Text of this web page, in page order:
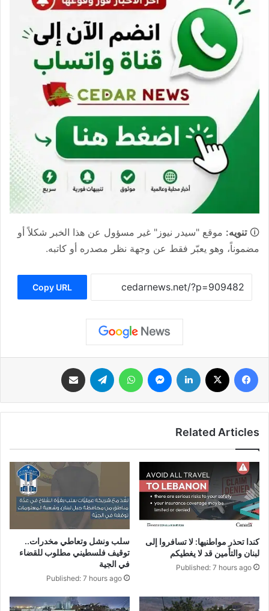
🛈تنويه: موقع "سيدر نيوز" غير مسؤول عن هذا الخبر شكلاً أو
مضموناً، وهو يعبّر فقط عن وجهة نظر مصدره أو كاتبه.
Copy URL
فيسبوك لينكدإن ماسنجر واتساب تيلقرام
Related Articles
كندا تحذر مواطنيها: لا تسافروا إلى
لبنان والتأمين قد لا يغطيكم
Published: 7 hours ago
سلب ونشل وتعاطي مخدرات..
توقيف فلسطيني مطلوب للقضاء
في الجية
Published: 7 hours ago